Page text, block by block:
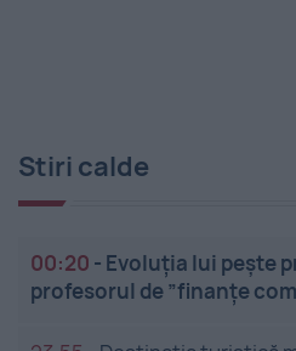
Stiri calde
00:20 - Evoluția lui pește
profesorul de ”finanțe